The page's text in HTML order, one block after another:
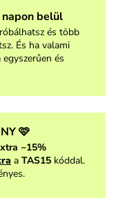
belül
és több
És ha valami
és
🩷
−15%
a TAS15 kóddal.